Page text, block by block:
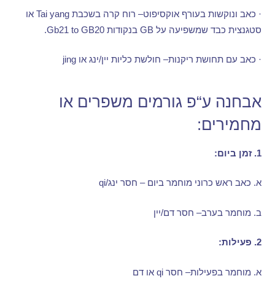
· כאב ונוקשות בעורף אוקסיפוט– רוח קרה בשכבתTai yang או
סטגנצית כבד שמשפיעה עלGB בנקודותGb21 to GB20.
· כאב עם תחושת ריקנות– חולשת כליות יין/ינג אוjing
אבחנה ע“פ גורמים משפרים או
מחמירים:
1. זמן ביום:
א. כאב ראש כרוני מוחמר ביום – חסר ינג/qi
ב. מוחמר בערב– חסר דם/יין
2. פעילות:
א. מוחמר בפעילות– חסרqi או דם